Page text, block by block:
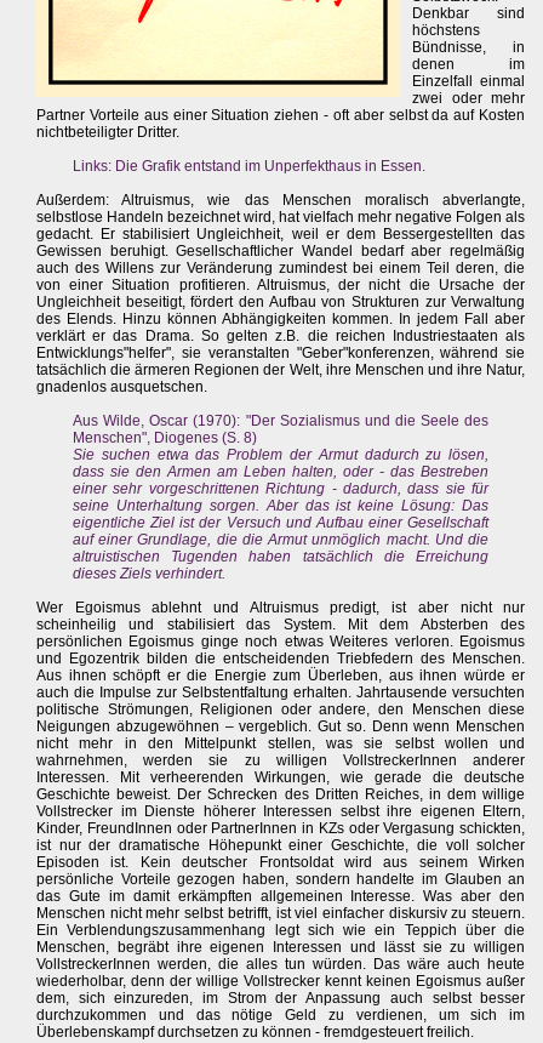
Denkbar sind
höchstens
Bündnisse, in
denen im
Einzelfall einmal
zwei oder mehr
Partner Vorteile aus einer Situation ziehen - oft aber selbst da auf Kosten
nichtbeteiligter Dritter.
Links: Die Grafik entstand im Unperfekthaus in Essen.
Außerdem: Altruismus, wie das Menschen moralisch abverlangte,
selbstlose Handeln bezeichnet wird, hat vielfach mehr negative Folgen als
gedacht. Er stabilisiert Ungleichheit, weil er dem Bessergestellten das
Gewissen beruhigt. Gesellschaftlicher Wandel bedarf aber regelmäßig
auch des Willens zur Veränderung zumindest bei einem Teil deren, die
von einer Situation profitieren. Altruismus, der nicht die Ursache der
Ungleichheit beseitigt, fördert den Aufbau von Strukturen zur Verwaltung
des Elends. Hinzu können Abhängigkeiten kommen. In jedem Fall aber
verklärt er das Drama. So gelten z.B. die reichen Industriestaaten als
Entwicklungs"helfer", sie veranstalten "Geber"konferenzen, während sie
tatsächlich die ärmeren Regionen der Welt, ihre Menschen und ihre Natur,
gnadenlos ausquetschen.
Aus Wilde, Oscar (1970): "Der Sozialismus und die Seele des
Menschen", Diogenes (S. 8)
Sie suchen etwa das Problem der Armut dadurch zu lösen,
dass sie den Armen am Leben halten, oder - das Bestreben
einer sehr vorgeschrittenen Richtung - dadurch, dass sie für
seine Unterhaltung sorgen. Aber das ist keine Lösung: Das
eigentliche Ziel ist der Versuch und Aufbau einer Gesellschaft
auf einer Grundlage, die die Armut unmöglich macht. Und die
altruistischen Tugenden haben tatsächlich die Erreichung
dieses Ziels verhindert.
Wer Egoismus ablehnt und Altruismus predigt, ist aber nicht nur
scheinheilig und stabilisiert das System. Mit dem Absterben des
persönlichen Egoismus ginge noch etwas Weiteres verloren. Egoismus
und Egozentrik bilden die entscheidenden Triebfedern des Menschen.
Aus ihnen schöpft er die Energie zum Überleben, aus ihnen würde er
auch die Impulse zur Selbstentfaltung erhalten. Jahrtausende versuchten
politische Strömungen, Religionen oder andere, den Menschen diese
Neigungen abzugewöhnen – vergeblich. Gut so. Denn wenn Menschen
nicht mehr in den Mittelpunkt stellen, was sie selbst wollen und
wahrnehmen, werden sie zu willigen VollstreckerInnen anderer
Interessen. Mit verheerenden Wirkungen, wie gerade die deutsche
Geschichte beweist. Der Schrecken des Dritten Reiches, in dem willige
Vollstrecker im Dienste höherer Interessen selbst ihre eigenen Eltern,
Kinder, FreundInnen oder PartnerInnen in KZs oder Vergasung schickten,
ist nur der dramatische Höhepunkt einer Geschichte, die voll solcher
Episoden ist. Kein deutscher Frontsoldat wird aus seinem Wirken
persönliche Vorteile gezogen haben, sondern handelte im Glauben an
das Gute im damit erkämpften allgemeinen Interesse. Was aber den
Menschen nicht mehr selbst betrifft, ist viel einfacher diskursiv zu steuern.
Ein Verblendungszusammenhang legt sich wie ein Teppich über die
Menschen, begräbt ihre eigenen Interessen und lässt sie zu willigen
VollstreckerInnen werden, die alles tun würden. Das wäre auch heute
wiederholbar, denn der willige Vollstrecker kennt keinen Egoismus außer
dem, sich einzureden, im Strom der Anpassung auch selbst besser
durchzukommen und das nötige Geld zu verdienen, um sich im
Überlebenskampf durchsetzen zu können - fremdgesteuert freilich.